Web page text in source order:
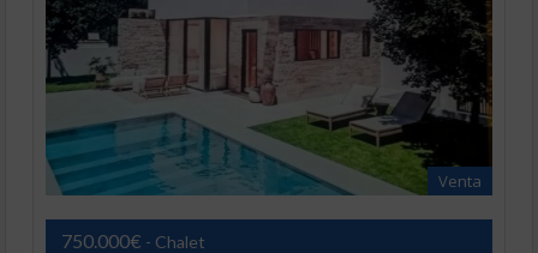
Venta
750.000€ - Chalet